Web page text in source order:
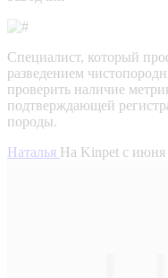
Специалист, который
разведением
проверить наличие
подтверждающей
породы.
Наталья На Kinpet c июня